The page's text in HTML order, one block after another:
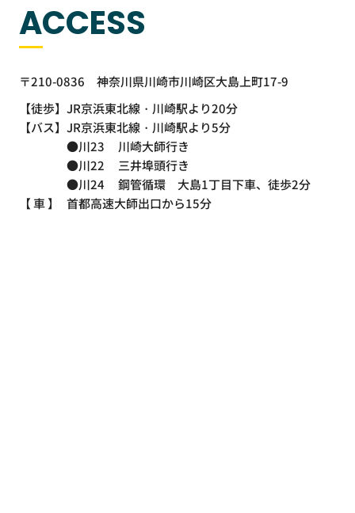
ACCESS
〒210-0836 神奈川県川崎市川崎区大島上町17-9
【徒歩】 JR京浜東北線・川崎駅より20分
【バス】 JR京浜東北線・川崎駅より5分
●川23
川崎大師行き
●川22
三井埠頭行き
●川24
鋼管循環 大島1丁目下車、徒歩2分
【 車 】
首都高速大師出口から15分